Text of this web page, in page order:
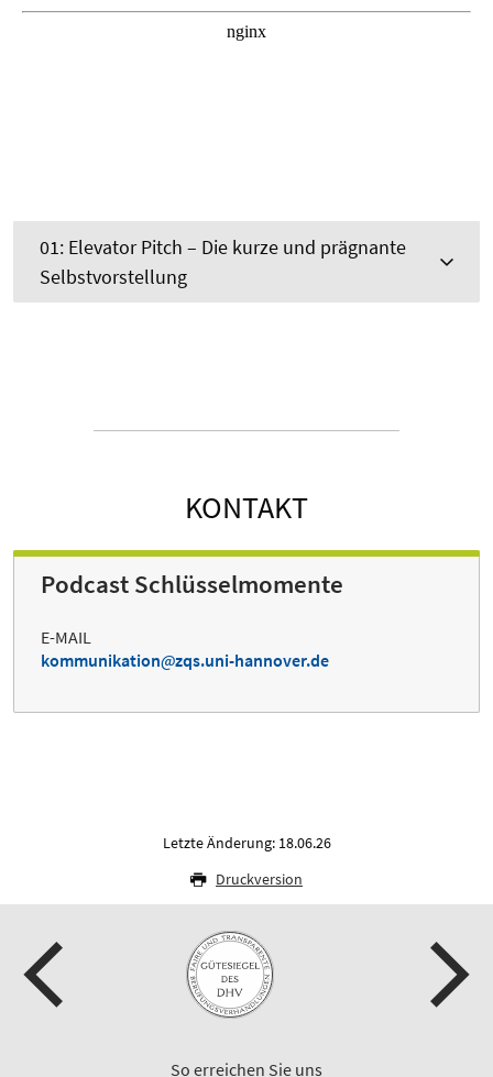
01: Elevator Pitch – Die kurze und prägnante
Selbstvorstellung
KONTAKT
Podcast Schlüsselmomente
E-MAIL
kommunikation
zqs.uni-hannover.de
Letzte Änderung: 18.06.26
Druckversion
So erreichen Sie uns